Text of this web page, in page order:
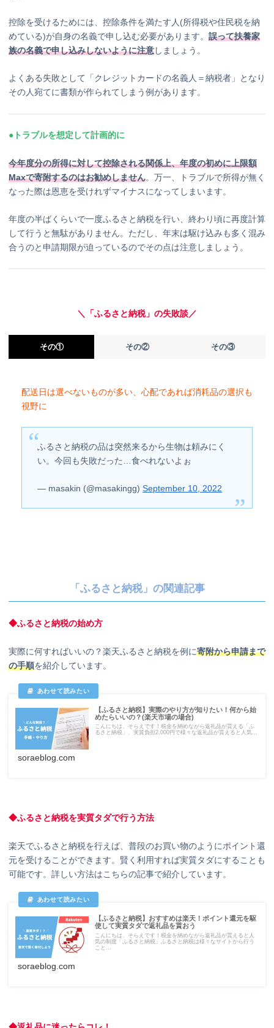
控除を受けるためには、控除条件を満たす人(所得税や住民税を納
めている)が自身の名義で申し込む必要があります。 誤って扶養家
族の名義で申し込みしないように注意しましょう。
よくある失敗として「クレジットカードの名義人＝納税者」となり
その人宛てに書類が作られてしまう例があります。
●トラブルを想定して計画的に
今年度分の所得に対して控除される関係上、年度の初めに上限額
Maxで寄附するのはお勧めしません。万一、トラブルで所得が無く
なった際は恩恵を受けれずマイナスになってしまいます。
年度の半ばくらいで一度ふるさと納税を行い、終わり頃に再度計算
して行うと無駄がありません。ただし、年末は駆け込みも多く混み
合うのと申請期限が迫っているのでその点は注意しましょう。
＼「ふるさと納税」の失敗談／
その① その② その③
配送日は選べないものが多い、心配であれば消耗品の選択も
視野に
ふるさと納税の品は突然来るから生物は頼みにく
い。今回も失敗だった…食べれないよぉ
— masakin (@masakingg)September 10, 2022
「ふるさと納税」の関連記事
◆ふるさと納税の始め方
実際に何すればいいの？楽天ふるさと納税を例に寄附から申請まで
の手順を紹介しています。
【ふるさと納税】実際のやり方が知りたい！何から始
めたらいいの？(楽天市場の場合)
こんにちは、そらえです！税金を納めながら返礼品が貰える「ふ
るさと納税」、実質負担2,000円で様々な返礼品が貰えると人気...
soraeblog.com
◆ふるさと納税を実質タダで行う方法
楽天でふるさと納税を行えば、普段のお買い物のようにポイント還
元を受けることができます。賢く利用すれば実質タダにすることも
可能です。詳しい方法はこちらの記事で紹介しています。
【ふるさと納税】おすすめは楽天！ポイント還元を駆
使して実質タダで返礼品を貰おう
こんにちは、そらえです！税金を納めながら返礼品が貰えると人
気の制度「ふるさと納税」ふるさと納税は様々なサイトから行う
こと...
soraeblog.com